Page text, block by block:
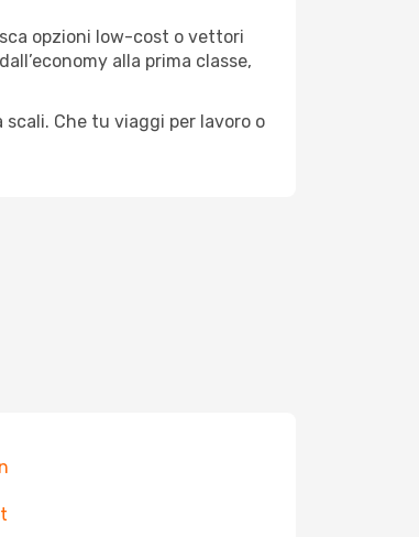
opzioni low-cost o vettori
alla prima classe,
Che tu viaggi per lavoro o